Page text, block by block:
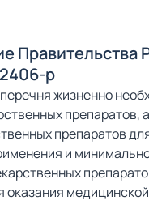
Правительства
р
жизненно
препаратов,
препаратов
и
оказания